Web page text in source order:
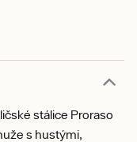
stálice Proraso
s hustými,